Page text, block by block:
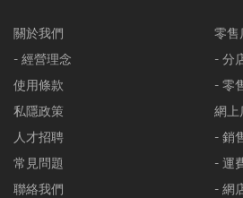
關於我們
- 經營理念
使用條款
私隱政策
人才招聘
常見問題
聯絡我們
零售
- 分
- 零
網上
- 銷
- 運
- 網